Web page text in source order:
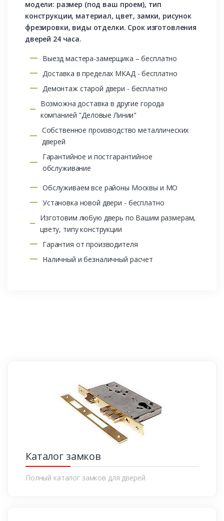
модели: размер (под ваш проем), тип
конструкции, материал, цвет, замки, рисунок
фрезировки, виды отделки. Срок изготовления
дверей 24 часа.
Выезд мастера-замерщика – бесплатно
Доставка в пределах МКАД - бесплатно
Демонтаж старой двери - бесплатно
Возможна доставка в другие города
компанией "Деловые Линии"
Собственное производство металлических
дверей
Гарантийное и постгарантийное
обслуживание
Обслуживаем все районы Москвы и МО
Установка новой двери - бесплатно
Изготовим любую дверь по Вашим размерам,
цвету, типу конструкции
Гарантия от производителя
Наличный и безналичный расчет
Каталог замков
Полный каталог замков для дверей